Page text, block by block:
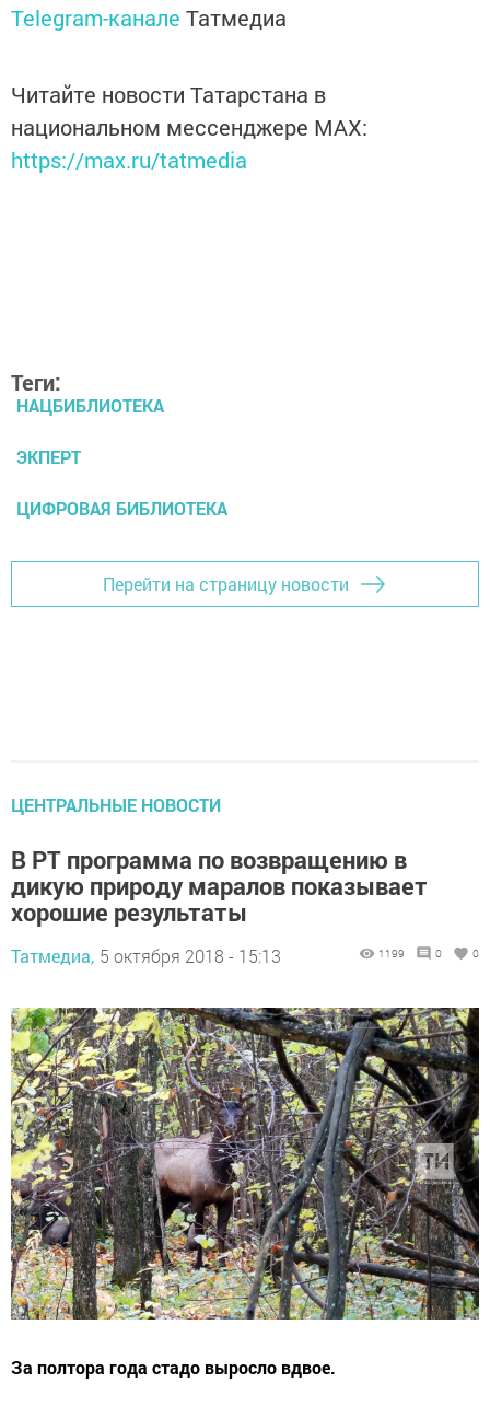
Telegram-канале Татмедиа
Читайте новости Татарстана в
национальном мессенджере MАХ:
https://max.ru/tatmedia
Теги:
НАЦБИБЛИОТЕКА
ЭКПЕРТ
ЦИФРОВАЯ БИБЛИОТЕКА
Перейти на страницу новости
ЦЕНТРАЛЬНЫЕ НОВОСТИ
В РТ программа по возвращению в
дикую природу маралов показывает
хорошие результаты
Татмедиа, 5 октября 2018 - 15:13 1199 0 0
За полтора года стадо выросло вдвое.